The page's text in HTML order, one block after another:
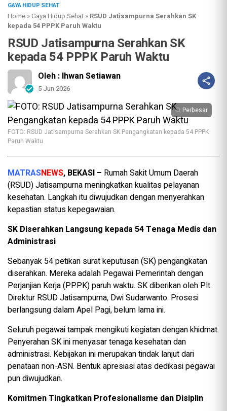
GAYA HIDUP SEHAT
Home »Gaya Hidup Sehat » RSUD Jatisampurna Serahkan SK
kepada 54 PPPK Paruh Waktu
RSUD Jatisampurna Serahkan SK
kepada 54 PPPK Paruh Waktu
Oleh : Ihwan Setiawan
5 Jun 2026
Perbesar
FOTO: RSUD Jatisampurna Serahkan SK Pengangkatan kepada 54 PPPK
Paruh Waktu
MATRASNEWS, BEKASI – Rumah Sakit Umum Daerah
(RSUD) Jatisampurna meningkatkan kualitas pelayanan
kesehatan. Langkah itu diwujudkan dengan menyerahkan
kepastian status kepegawaian.
SK Diserahkan Langsung kepada 54 Tenaga Medis dan
Administrasi
Sebanyak 54 petikan surat keputusan (SK) pengangkatan
diserahkan. Mereka adalah Pegawai Pemerintah dengan
Perjanjian Kerja (PPPK) paruh waktu. SK diberikan oleh Plt.
Direktur RSUD Jatisampurna, Dwi Sudarwanto. Prosesi
berlangsung dalam Apel Pagi, belum lama ini.
Seluruh pegawai tampak mengikuti kegiatan dengan khidmat.
Penyerahan SK ini menyasar tenaga kesehatan dan
administrasi. Kebijakan ini merupakan tindak lanjut dari
penataan non-ASN. Bentuk apresiasi atas dedikasi pegawai
pun diwujudkan.
Komitmen Tingkatkan Profesionalisme dan Disiplin